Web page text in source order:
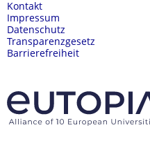
Kontakt
Impressum
Datenschutz
Transparenzgesetz
Barrierefreiheit